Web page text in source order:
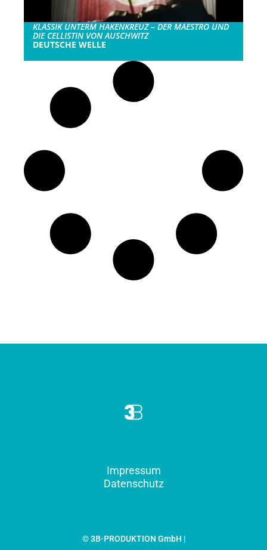
KLASSIK UNTERM HAKENKREUZ – DER MAESTRO UND
DIE CELLISTIN VON AUSCHWITZ
DEUTSCHE WELLE
Impressum
Datenschutz
© 3B-PRODUKTION GmbH |